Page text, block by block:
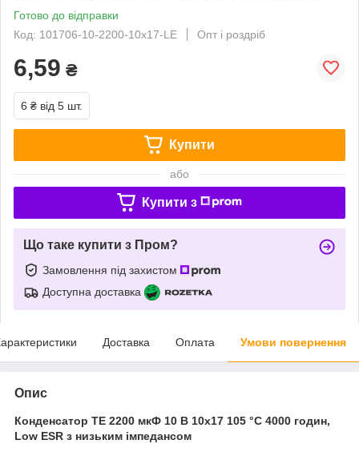
Готово до відправки
Код: 101706-10-2200-10x17-LE
Опт і роздріб
6,59 ₴
6 ₴ від 5 шт.
Купити
або
Купити з
Що таке купити з Пром?
Замовлення під захистом
Доступна доставка
Доставка Оплата Умови повернення
Опис
Конденсатор TE 2200 мкФ 10 В 10x17 105 °C 4000 годин,
Low ESR з низьким імпедансом